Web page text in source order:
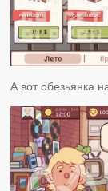
А вот обезьянка